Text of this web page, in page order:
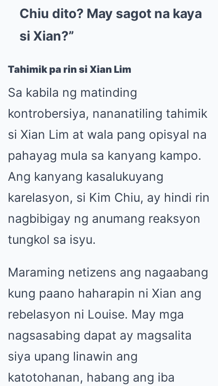
Chiu dito? May sagot na kaya
si Xian?”
Tahimik pa rin si Xian Lim
Sa kabila ng matinding
kontrobersiya, nananatiling tahimik
si Xian Lim at wala pang opisyal na
pahayag mula sa kanyang kampo.
Ang kanyang kasalukuyang
karelasyon, si Kim Chiu, ay hindi rin
nagbibigay ng anumang reaksyon
tungkol sa isyu.
Maraming netizens ang nagaabang
kung paano haharapin ni Xian ang
rebelasyon ni Louise. May mga
nagsasabing dapat ay magsalita
siya upang linawin ang
katotohanan, habang ang iba